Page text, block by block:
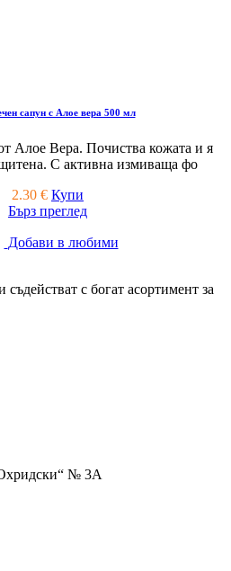
сапун с Алое вера 500 мл
Алое Вера. Почиства кожата и я
С активна измиваща фо
2.30 € Купи
Бърз преглед
Добави в любими
с богат асортимент за
№ 3A